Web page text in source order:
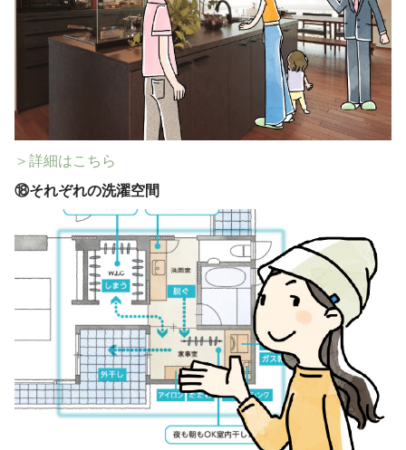
＞詳細はこちら
⑱それぞれの洗濯空間